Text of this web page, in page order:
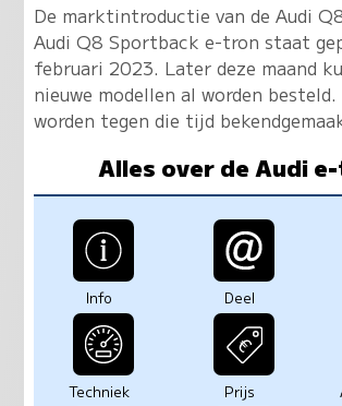
De marktintroductie van de Audi
Audi Q8 Sportback e-tron staat
februari 2023. Later deze maand
nieuwe modellen al worden
worden tegen die tijd
Alles over de Audi
Info Deel
Techniek Prijs